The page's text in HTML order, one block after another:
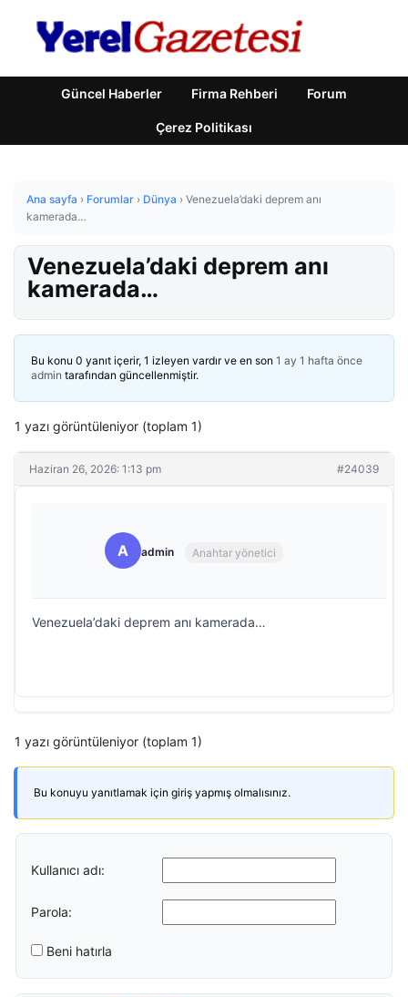
Güncel Haberler Firma Rehberi Forum
Çerez Politikası
Ana sayfa › Forumlar › Dünya › Venezuela’daki deprem anı
kamerada…
Venezuela’daki deprem anı
kamerada…
Bu konu 0 yanıt içerir, 1 izleyen vardır ve en son 1 ay 1 hafta önce
admin tarafından güncellenmiştir.
1 yazı görüntüleniyor (toplam 1)
Haziran 26, 2026: 1:13 pm #24039
A admin Anahtar yönetici
Venezuela’daki deprem anı kamerada…
1 yazı görüntüleniyor (toplam 1)
Bu konuyu yanıtlamak için giriş yapmış olmalısınız.
Kullanıcı adı:
Parola:
Beni hatırla